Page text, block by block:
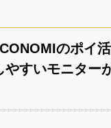
のポイ
やすいモニター